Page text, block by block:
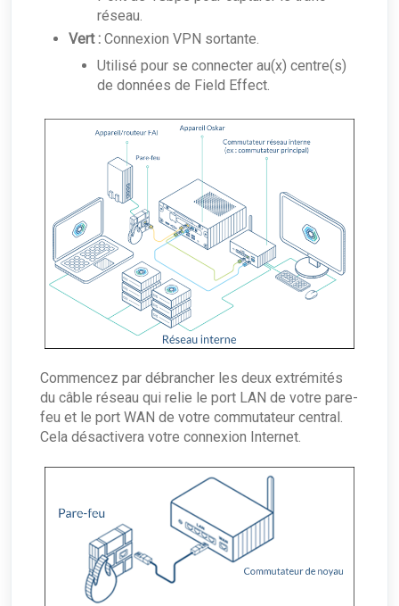
réseau.
Vert : Connexion VPN sortante.
Utilisé pour se connecter au(x) centre(s)
de données de Field Effect.
Commencez par débrancher les deux extrémités
du câble réseau qui relie le port LAN de votre pare-
feu et le port WAN de votre commutateur central.
Cela désactivera votre connexion Internet.